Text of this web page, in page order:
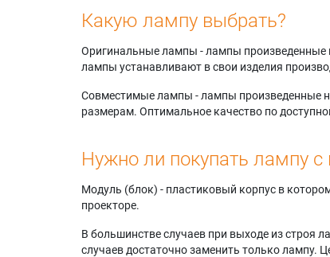
Какую лампу выбрать?
Оригинальные лампы - лампы произведенные
лампы устанавливают в свои изделия
Совместимые лампы - лампы произведенные
размерам. Оптимальное качество по
Нужно ли покупать лампу
Модуль (блок) - пластиковый корпус в
проекторе.
В большинстве случаев при выходе из строя
случаев достаточно заменить только